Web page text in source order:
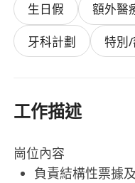
生日假 額外醫
牙科計劃
特別
工作描述
崗位內容
負責結構性票據